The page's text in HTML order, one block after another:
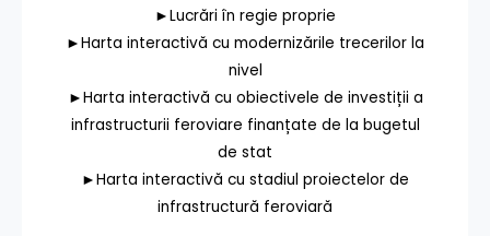
►Lucrări în regie proprie
►Harta interactivă cu modernizările trecerilor la
nivel
►Harta interactivă cu obiectivele de investiții a
infrastructurii feroviare finanțate de la bugetul
de stat
►Harta interactivă cu stadiul proiectelor de
infrastructură feroviară